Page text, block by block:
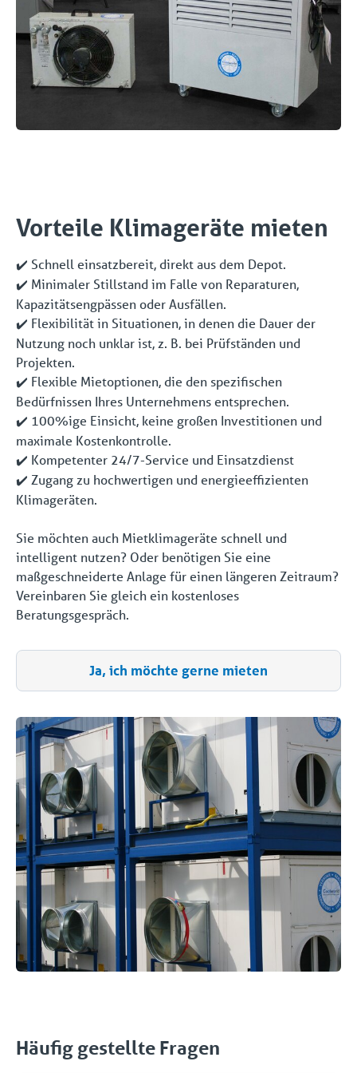
Vorteile Klimageräte mieten
✔️ Schnell einsatzbereit, direkt aus dem Depot.
✔️ Minimaler Stillstand im Falle von Reparaturen,
Kapazitätsengpässen oder Ausfällen.
✔️ Flexibilität in Situationen, in denen die Dauer der
Nutzung noch unklar ist, z. B. bei Prüfständen und
Projekten.
✔️ Flexible Mietoptionen, die den spezifischen
Bedürfnissen Ihres Unternehmens entsprechen.
✔️ 100%ige Einsicht, keine großen Investitionen und
maximale Kostenkontrolle.
✔️ Kompetenter 24/7-Service und Einsatzdienst
✔️ Zugang zu hochwertigen und energieeffizienten
Klimageräten.
Sie möchten auch Mietklimageräte schnell und
intelligent nutzen? Oder benötigen Sie eine
maßgeschneiderte Anlage für einen längeren Zeitraum?
Vereinbaren Sie gleich ein kostenloses
Beratungsgespräch.
Ja, ich möchte gerne mieten
Häufig gestellte Fragen